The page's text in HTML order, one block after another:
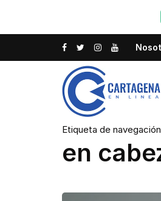
Etiqueta de navegación
en